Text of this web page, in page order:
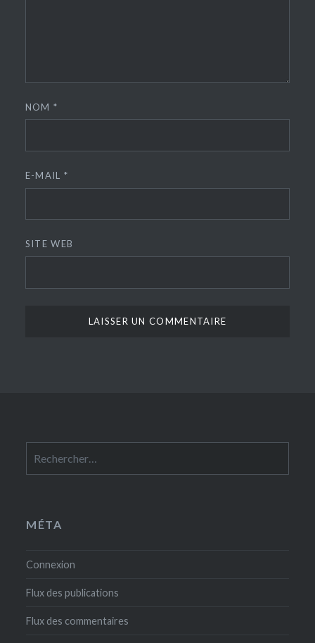
NOM*
E-MAIL *
SITE WEB
MÉTA
Connexion
Flux des publications
Flux des commentaires